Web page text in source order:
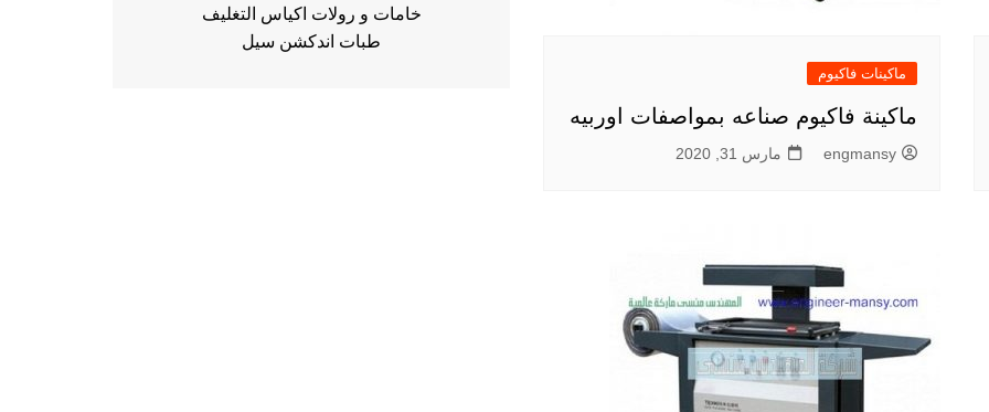
ماكينات فاكيوم
ماكينة فاكيوم صناعه بمواصفات اوربيه
engmansy مارس 31, 2020
خامات و رولات اكياس التغليف
طبات اندكشن سيل